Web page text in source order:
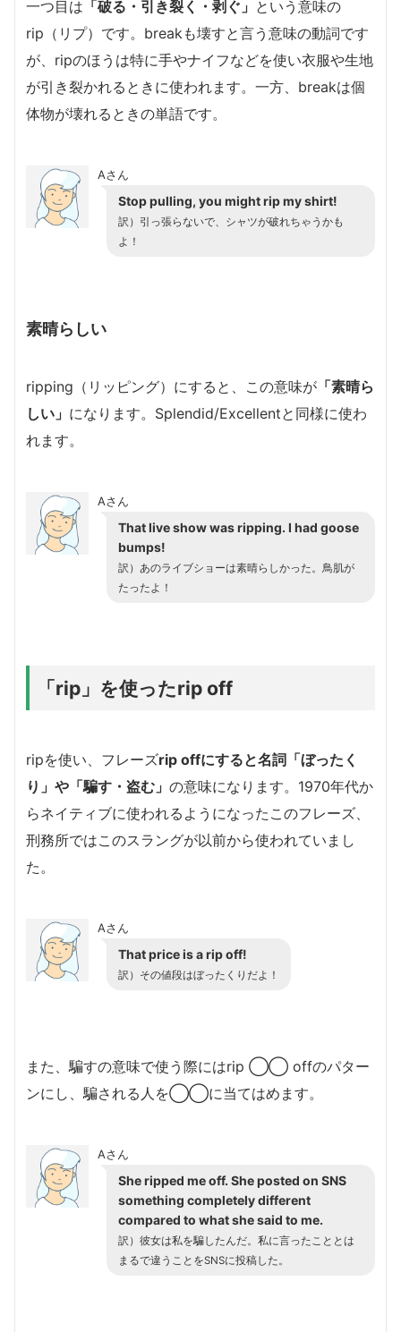
一つ目は 「破る・引き裂く・剥ぐ」 という意味の
rip（リプ）です。breakも壊すと言う意味の動詞です
が、ripのほうは特に手やナイフなどを使い衣服や生地
が引き裂かれるときに使われます。一方、breakは個
体物が壊れるときの単語です。
Aさん
Stop pulling, you might rip my shirt!
訳）引っ張らないで、シャツが破れちゃうかも
よ！
素晴らしい
ripping（リッピング）にすると、この意味が 「素晴ら
しい」 になります。Splendid/Excellentと同様に使わ
れます。
Aさん
That live show was ripping. I had goose
bumps!
訳）あのライブショーは素晴らしかった。鳥肌が
たったよ！
「rip」を使ったrip off
ripを使い、フレーズrip offにすると名詞「ぼったく
り」や「騙す・盗む」 の意味になります。1970年代か
らネイティブに使われるようになったこのフレーズ、
刑務所ではこのスラングが以前から使われていまし
た。
Aさん
That price is a rip off!
訳）その値段はぼったくりだよ！
また、騙すの意味で使う際にはrip ◯◯ offのパター
ンにし、騙される人を◯◯に当てはめます。
Aさん
She ripped me off. She posted on SNS
something completely different
compared to what she said to me.
訳）彼女は私を騙したんだ。私に言ったこととは
まるで違うことをSNSに投稿した。